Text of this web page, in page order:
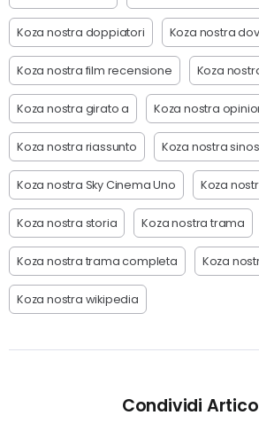
Koza nostra doppiatori Koza nostra
Koza nostra film recensione Koza
Koza nostra girato a Koza nostra
Koza nostra riassunto Koza nostra
Koza nostra Sky Cinema Uno Koza
Koza nostra storia Koza nostra trama
Koza nostra trama completa Koza
Koza nostra wikipedia
Condividi